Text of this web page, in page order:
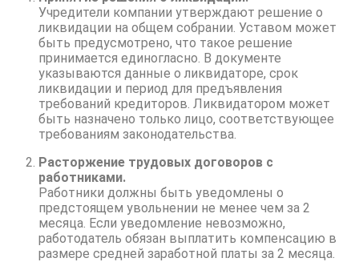
Учредители компании утверждают решение о
ликвидации на общем собрании. Уставом может
быть предусмотрено, что такое решение
принимается единогласно. В документе
указываются данные о ликвидаторе, срок
ликвидации и период для предъявления
требований кредиторов. Ликвидатором может
быть назначено только лицо, соответствующее
требованиям законодательства.
Расторжение трудовых договоров с
работниками.
Работники должны быть уведомлены о
предстоящем увольнении не менее чем за 2
месяца. Если уведомление невозможно,
работодатель обязан выплатить компенсацию в
размере средней заработной платы за 2 месяца.